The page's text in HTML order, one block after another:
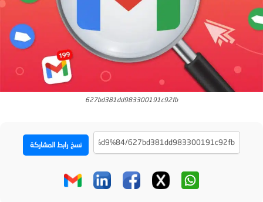
627bd381dd983300191c92fb
نسخ رابط المشاركة